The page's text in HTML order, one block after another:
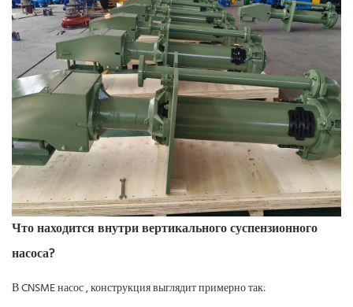
Что находится внутри вертикального суспензионного
насоса?
ВCNSME насос, конструкция выглядит примерно так: